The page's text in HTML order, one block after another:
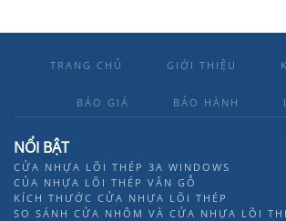
TRANG CHỦ GIỚI THIỆU
BÁO GIÁ BẢO HÀNH
NỔI BẬT
CỬA NHỰA LÕI THÉP 3A WINDOWS
CỦA NHỰA LÕI THÉP VÂN GỖ
KÍCH THƯỚC CỬA NHỰA LÕI THÉP
SO SÁNH CỬA NHÔM VÀ CỬA NHỰA LÕI